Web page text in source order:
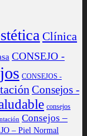
Clínica
CONSEJO -
CONSEJOS -
Consejos -
consejos
Consejos –
– Piel Normal